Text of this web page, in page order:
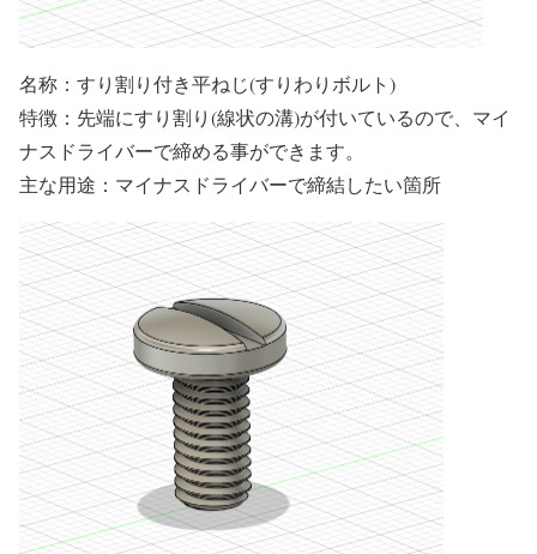
名称：すり割り付き平ねじ(すりわりボルト)
特徴：先端にすり割り(線状の溝)が付いているので、マイ
ナスドライバーで締める事ができます。
主な用途：マイナスドライバーで締結したい箇所